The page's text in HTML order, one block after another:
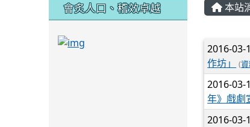
本站
文章
2016-
作坊」
(
2016-
年》戲劇
2016-
會炙人口、稽效卓越
link to https://sites.google.com/
link to https://sites.google.com/